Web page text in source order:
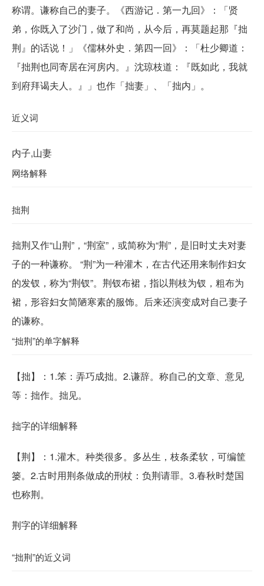
称谓。谦称自己的妻子。《西游记．第一九回》：「贤
弟，你既入了沙门，做了和尚，从今后，再莫题起那『拙
荆』的话说！」《儒林外史．第四一回》：「杜少卿道：
『拙荆也同寄居在河房内。』沈琼枝道：『既如此，我就
到府拜谒夫人。』」也作「拙妻」、「拙内」。
近义词
内子,山妻
网络解释
拙荆
拙荆又作“山荆”，“荆室”，或简称为“荆”，是旧时丈夫对妻
子的一种谦称。 “荆”为一种灌木，在古代还用来制作妇女
的发钗，称为“荆钗”。荆钗布裙，指以荆枝为钗，粗布为
裙，形容妇女简陋寒素的服饰。后来还演变成对自己妻子
的谦称。
“拙荆”的单字解释
【拙】：1.笨：弄巧成拙。2.谦辞。称自己的文章、意见
等：拙作。拙见。
拙字的详细解释
【荆】：1.灌木。种类很多。多丛生，枝条柔软，可编筐
篓。2.古时用荆条做成的刑杖：负荆请罪。3.春秋时楚国
也称荆。
荆字的详细解释
“拙荆”的近义词